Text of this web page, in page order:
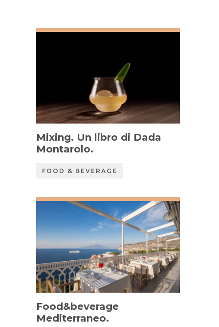
Mixing. Un libro di Dada
Montarolo.
FOOD & BEVERAGE
Food&beverage
Mediterraneo.